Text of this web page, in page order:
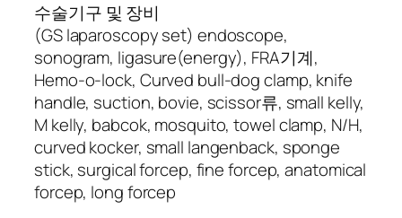
수술기구 및 장비
(GS laparoscopy set) endoscope,
sonogram, ligasure(energy), FRA기계,
Hemo-o-lock, Curved bull-dog clamp, knife
handle, suction, bovie, scissor류, small kelly,
M kelly, babcok, mosquito, towel clamp, N/H,
curved kocker, small langenback, sponge
stick, surgical forcep, fine forcep, anatomical
forcep, long forcep